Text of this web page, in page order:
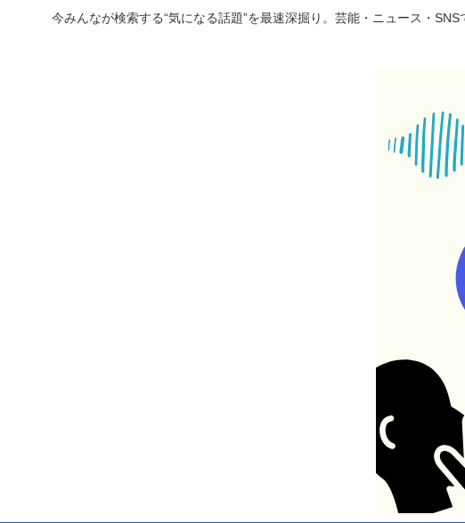
今みんなが検索する“気になる話題”を最速深掘り。芸能・ニュース・